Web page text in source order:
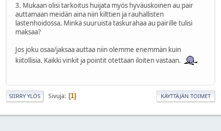
3. Mukaan olisi tarkoitus huijata myös hyväuskoinen au pair
auttamaan meidän aina niin kilttien ja rauhallisten
lastenhoidossa. Minkä suuruista taskurahaa au pairille tulisi
maksaa?
Jos joku osaa/jaksaa auttaa niin olemme enemmän kuin
kiitollisia. Kaikki vinkit ja pointit otettaan iloiten vastaan.
SIIRRY YLÖS Sivuja 1 KÄYTTÄJÄN TOIMET